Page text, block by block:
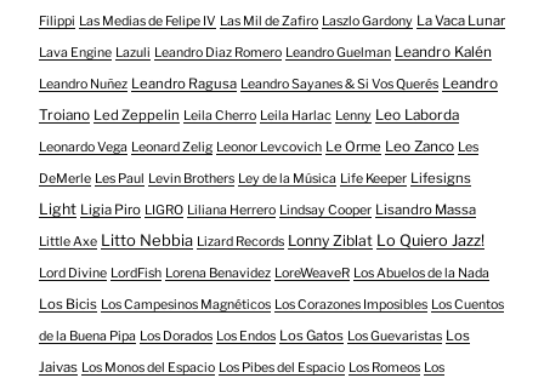
Filippi Las Medias de Felipe IV Las Mil de Zafiro Laszlo Gardony La Vaca Lunar
Lava Engine Lazuli Leandro Diaz Romero Leandro Guelman Leandro Kalén
Leandro Nuñez Leandro Ragusa Leandro Sayanes & Si Vos Querés Leandro
Troiano Led Zeppelin Leila Cherro Leila Harlac Lenny Leo Laborda
Leonardo Vega Leonard Zelig Leonor Levcovich Le Orme Leo Zanco Les
DeMerle Les Paul Levin Brothers Ley de la Música Life Keeper Lifesigns
Light Ligia Piro LIGRO Liliana Herrero Lindsay Cooper Lisandro Massa
Little Axe Litto Nebbia Lizard Records Lonny Ziblat Lo Quiero Jazz!
Lord Divine LordFish Lorena Benavidez LoreWeaveR Los Abuelos de la Nada
Los Bicis Los Campesinos Magnéticos Los Corazones Imposibles Los Cuentos
de la Buena Pipa Los Dorados Los Endos Los Gatos Los Guevaristas Los
Jaivas Los Monos del Espacio Los Pibes del Espacio Los Romeos Los